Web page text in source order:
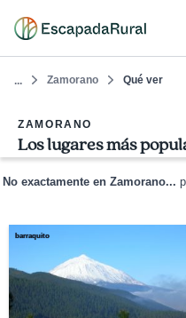
... Zamorano Qué ver
ZAMORANO
Los lugares más
No exactamente en Zamorano...
barraquito